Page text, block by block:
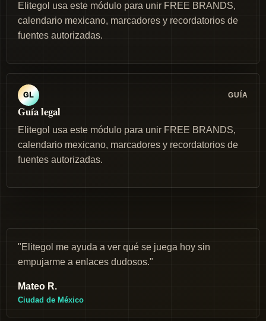
Elitegol usa este módulo para unir FREE BRANDS,
calendario mexicano, marcadores y recordatorios de
fuentes autorizadas.
GL GUÍA
Guía legal
Elitegol usa este módulo para unir FREE BRANDS,
calendario mexicano, marcadores y recordatorios de
fuentes autorizadas.
"Elitegol me ayuda a ver qué se juega hoy sin
empujarme a enlaces dudosos."
Mateo R.
Ciudad de México